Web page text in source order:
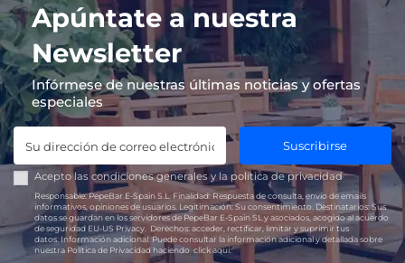
Apúntate a nuestra
Newsletter
Infórmese de nuestras últimas noticias y ofertas
especiales
Suscribirse
Acepto las condiciones generales y lapolítica de privacidad
Responsable:PepeBar E-Spain S.L. Finalidad: Respuesta de consulta, envío de emails
informativos, opiniones de usuarios. Legitimación: Su consentimiento. Destinatarios: Sus
datos se guardan en los servidores de PepeBar E-Spain SL y asociados, acogido al acuerdo
de seguridad EU-US Privacy.
Derechos: acceder, rectificar, limitar y suprimir tus
datos. Información adicional:Puede consultar la información adicional y detallada sobre
nuestra Política de Privacidad haciendoclick aquí.